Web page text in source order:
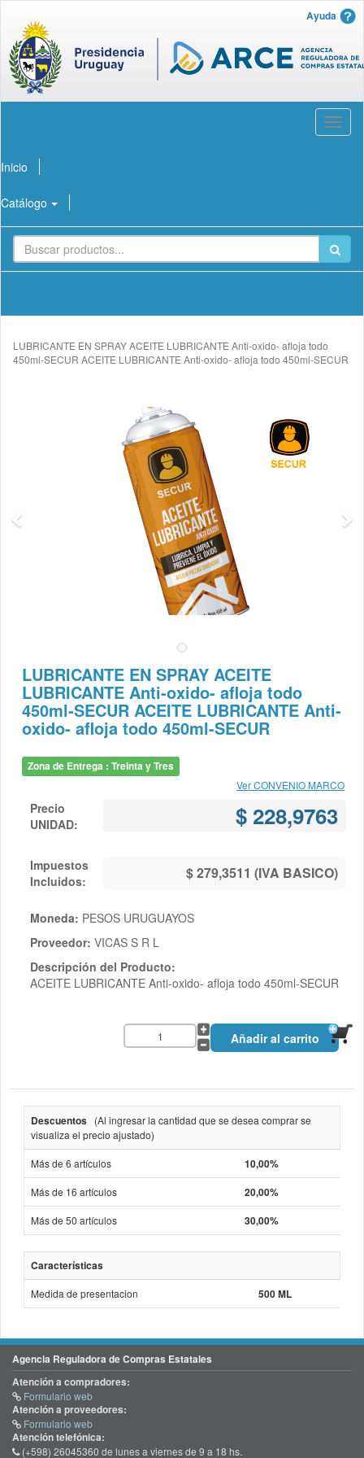
Ayuda
Abrir
menú
Inicio
Catálogo
LUBRICANTE EN SPRAY ACEITE LUBRICANTE Anti-oxido- afloja todo
450ml-SECUR ACEITE LUBRICANTE Anti-oxido- afloja todo 450ml-SECUR
LUBRICANTE EN SPRAY ACEITE
LUBRICANTE Anti-oxido- afloja todo
450ml-SECUR ACEITE LUBRICANTE Anti-
oxido- afloja todo 450ml-SECUR
Zona de Entrega : Treinta y Tres
Ver CONVENIO MARCO
Precio
UNIDAD:
$ 228,9763
Impuestos
Incluidos:
$ 279,3511 (IVA BASICO)
Moneda: PESOS URUGUAYOS
Proveedor: VICAS S R L
Descripción del Producto:
ACEITE LUBRICANTE Anti-oxido- afloja todo 450ml-SECUR
Descuentos (Al ingresar la cantidad que se desea comprar se
visualiza el precio ajustado)
Más de 6 artículos 10,00%
Más de 16 artículos 20,00%
Más de 50 artículos 30,00%
Características
Medida de presentacion 500 ML
Agencia Reguladora de Compras Estatales
Atención a compradores:
Formulario web
Atención a proveedores:
Formulario web
Atención telefónica:
(+598) 26045360 de lunes a viernes de 9 a 18 hs.